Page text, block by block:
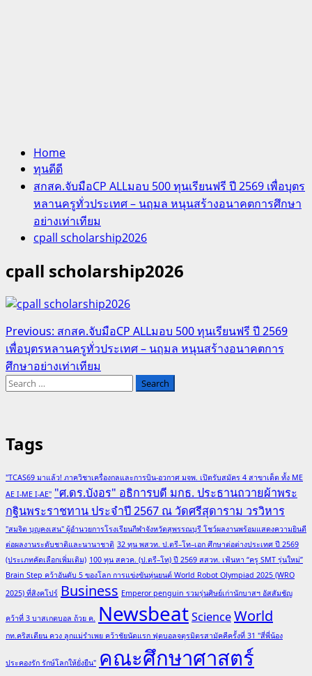
Home
ทุนดีดี
สกสค.จับมือCP ALLมอบ 500 ทุนเรียนฟรี ปี 2569 เพื่อบุตร
หลานครูทั่วประเทศ – นฤมล หนุนสร้างอนาคตการศึกษา
อย่างเท่าเทียม
cpall scholarship2026
cpall scholarship2026
Post
navigation
Previous: สกสค.จับมือCP ALLมอบ 500 ทุนเรียนฟรี ปี 2569
เพื่อบุตรหลานครูทั่วประเทศ – นฤมล หนุนสร้างอนาคตการ
ศึกษาอย่างเท่าเทียม
Search
for:
Tags
"TCAS69 มาแล้ว! ภาควิชาเครื่องกลและการบิน-อวกาศ มจพ. เปิดรับสมัคร 4 สาขาเด็ด ทั้ง ME
AE I-ME I-AE" "ศ.ดร.บังอร" อธิการบดี มกธ. ประธานถวายผ้าพระ
กฐินพระราชทาน ประจำปี 2567 ณ วัดศรีสุดาราม วรวิหาร
"สมจิต บุญคงเสน" ผู้อำนวยการโรงเรียนกีฬาจังหวัดสุพรรณบุรี โชว์ผลงานพร้อมแสดงความยินดี
ต่อผลงานระดับชาติและนานาชาติ 32 ทุน พสวท. ป.ตรี–โท–เอก ศึกษาต่อต่างประเทศ ปี 2569
(ประเภทคัดเลือกเพิ่มเติม) 100 ทุน สควค. (ป.ตรี–โท) ปี 2569 สสวท. เฟ้นหา “ครู SMT รุ่นใหม่”
Brain Step คว้าอันดับ 5 ของโลก การแข่งขันหุ่นยนต์ World Robot Olympiad 2025 (WRO
2025) ที่สิงคโปร์ Business Emperor penguin รวมรุ่นศิษย์เก่านักบาสฯ อัสสัมชัญ
คว้าที่ 3 บาสเกตบอล ถ้วย ค. NewsbeatScienceWorld
กท.คริสเตียน ควง ลูกแม่รำเพย คว้าชัยนัดแรก ฟุตบอลจตุรมิตรสามัคคีครั้งที่ 31 "สี่พี่น้อง
ประคองรัก รักษ์โลกให้ยั่งยืน" คณะศึกษาศาสตร์